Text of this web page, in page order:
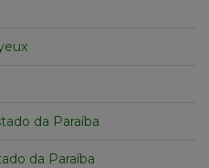
da Paraíba
da Paraíba